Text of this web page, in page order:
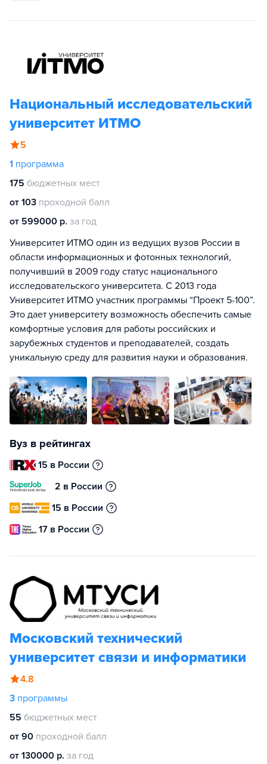
Национальный исследовательский
университет ИТМО
5
1 программа
175 бюджетных мест
от 103 проходной балл
от 599000 р. за год
Университет ИТМО один из ведущих вузов России в
области информационных и фотонных технологий,
получивший в 2009 году статус национального
исследовательского университета. С 2013 года
Университет ИТМО участник программы “Проект 5-100”.
Это дает университету возможность обеспечить самые
комфортные условия для работы российских и
зарубежных студентов и преподавателей, создать
уникальную среду для развития науки и образования.
Вуз в рейтингах
15 в России
2 в России
15 в России
17 в России
Московский технический
университет связи и информатики
4.8
3 программы
55 бюджетных мест
от 90 проходной балл
от 130000 р. за год